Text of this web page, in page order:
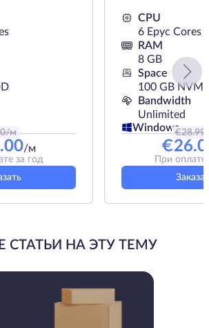
/м
/м
за год
CPU
6 Epyc Cores
RAM
8 GB
Space
100 GB NVMe
Bandwidth
Unlimited
Windows
€28.99
€
При оплате
СТАТЬИ НА ЭТУ ТЕМУ